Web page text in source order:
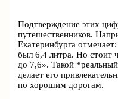
Подтверждение этих
путешественников.
Екатеринбурга
был 6,4 литра. Но стоит
до 7,6». Такой
делает его
по хорошим дорогам.